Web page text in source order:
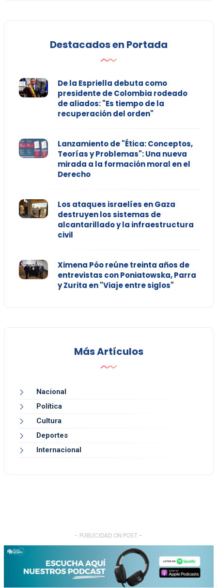
Destacados en Portada
De la Espriella debuta como
presidente de Colombia rodeado
de aliados: "Es tiempo de la
recuperación del orden"
Lanzamiento de "Ética: Conceptos,
Teorías y Problemas": Una nueva
mirada a la formación moral en el
Derecho
Los ataques israelíes en Gaza
destruyen los sistemas de
alcantarillado y la infraestructura
civil
Ximena Póo reúne treinta años de
entrevistas con Poniatowska, Parra
y Zurita en "Viaje entre siglos"
Más Artículos
Nacional
Política
Cultura
Deportes
Internacional
- PUBLICIDAD ON POST -